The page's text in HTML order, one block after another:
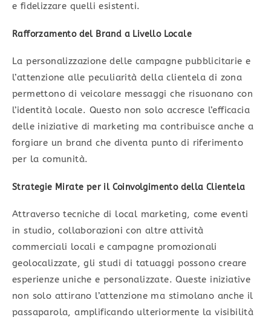
e fidelizzare quelli esistenti.
Rafforzamento del Brand a Livello Locale
La personalizzazione delle campagne pubblicitarie e
l’attenzione alle peculiarità della clientela di zona
permettono di veicolare messaggi che risuonano con
l’identità locale. Questo non solo accresce l’efficacia
delle iniziative di marketing ma contribuisce anche a
forgiare un brand che diventa punto di riferimento
per la comunità.
Strategie Mirate per il Coinvolgimento della Clientela
Attraverso tecniche di local marketing, come eventi
in studio, collaborazioni con altre attività
commerciali locali e campagne promozionali
geolocalizzate, gli studi di tatuaggi possono creare
esperienze uniche e personalizzate. Queste iniziative
non solo attirano l’attenzione ma stimolano anche il
passaparola, amplificando ulteriormente la visibilità